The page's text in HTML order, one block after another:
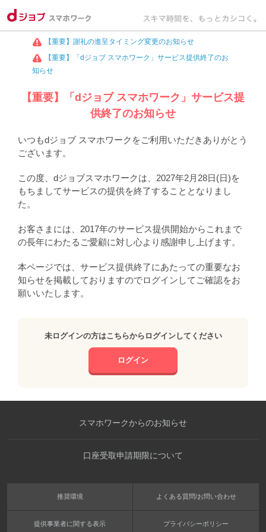
【重要】謝礼の進呈タイミング変更のお知らせ
【重要】「dジョブ スマホワーク」サービス提供終了のお
知らせ
【重要】「dジョブ スマホワーク」サービス提
供終了のお知らせ
いつもdジョブ スマホワークをご利用いただきありがとう
ございます。
この度、dジョブスマホワークは、2027年2月28日(日)を
もちましてサービスの提供を終了することとなりまし
た。
お客さまには、2017年のサービス提供開始からこれまで
の長年にわたるご愛顧に対し心より感謝申し上げます。
本ページでは、サービス提供終了にあたっての重要なお
知らせを掲載しておりますのでログインしてご確認をお
願いいたします。
未ログインの方はこちらからログインしてください
ログイン
スマホワークからのお知らせ
口座受取申請期限について
推奨環境 よくある質問/お問い合わせ
提供事業者に関する表示 プライバシーポリシー